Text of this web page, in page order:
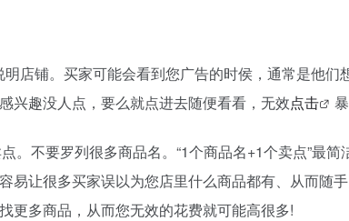
店铺。买家可能会看到您广告的时侯，通常是他
兴趣没人点，要么就点进去随便看看，无效点击
。不要罗列很多商品名。“1个商品名+1个卖点”最
易让很多买家误以为您店里什么商品都有、从而随手
更多商品，从而您无效的花费就可能高很多!